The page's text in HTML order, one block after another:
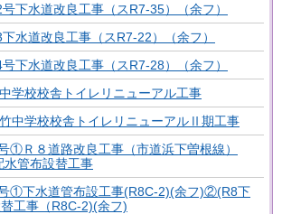
号下水道改良工事（スR7-35）（余フ）
下水道改良工事（スR7-22）（余フ）
号下水道改良工事（スR7-28）（余フ）
学校校舎トイレリニューアル工事
竹中学校校舎トイレリニューアルⅡ期工事
①Ｒ８道路改良工事（市道浜下曽根線）
管布設替工事
①下水道管布設工事(R8C-2)(余フ)②(R8下
工事（R8C-2)(余フ)